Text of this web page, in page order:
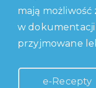
mają możliwość
w
przyjmowane
e-Recepty